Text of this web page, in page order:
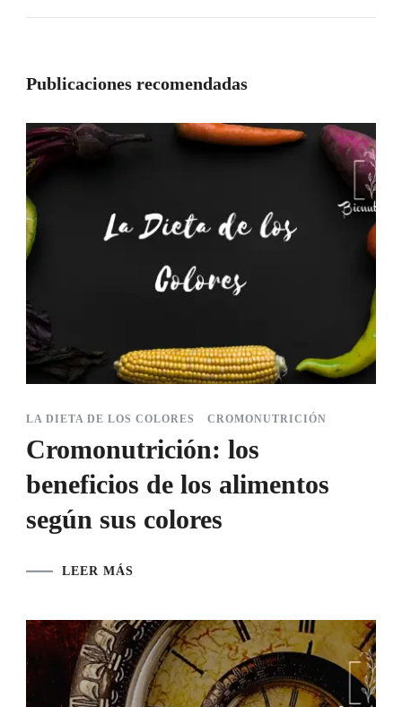
Publicaciones recomendadas
LA DIETA DE LOS COLORES CROMONUTRICIÓN
Cromonutrición: los
beneficios de los alimentos
según sus colores
LEER MÁS